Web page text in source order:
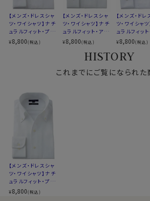
さらに一番上にボタンのないスキッパータ
衿高をやや高くすることにより、より一層
きく出るよう、また衿元がよりきれいに開く
ながら、非常にエレガントなシャツです。
ノーネクタイのビジカジスタイルや、在宅・
また結婚式の二次会等ノーネクタイで臨む
パーティーシーンに特におすすめです。
アクセントとして首周りにアスコットタイなど
りいっそうエレガンス度UPです。
▼スポット商品につき再入荷はございませ
ください
▼ナチュラルフィットとは？
後ろ身頃にダーツを入れて、ウエスト部分
適度に絞ったウエストラインは細すぎず、そ
つきのないシルエット。
になっています。
※43cm（LL）・45cm（3L）・47cm(4L)サ
は絞りを若干ゆるくしております。 細さを気
なサイズと同じ感覚でお選びください。
【メンズ・ドレスシャ
ツ・ワイシャツ】ナチ
ュラルフィット・プレ
ミアムコットン120
番手双糸・イージー
¥8,800(税込)
【メンズ・ドレスシャ
ツ・ワイシャツ】ナチ
ュラルフィット・アイ
スコットン・プレミア
ムコットン・イージ
ーケア・イタリアンカ
ラー・ボタンダウン・
スキッパー・第一ボ
タン無し
¥8,800(税込)
【メンズ・ドレ
ツ・ワイシャ
ュラルフィッ
ルマックス・オ
ーズン・ドライ
安定・オックス
ド・イタリアン
ー・ボタンダウ
キッパー・第
¥8,800(税込)
HISTORY
これまでにご覧になられた
【メンズ・ドレスシャ
ツ・ワイシャツ】ナチ
ュラルフィット・プレ
ミアムコットン120
番手双糸・イージー
¥8,800(税込)